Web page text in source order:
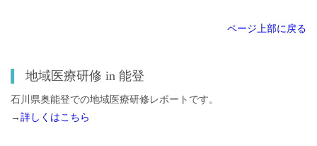
ページ上部に戻る
地域医療研修 in 能登
石川県奥能登での地域医療研修レポートです。
→詳しくはこちら